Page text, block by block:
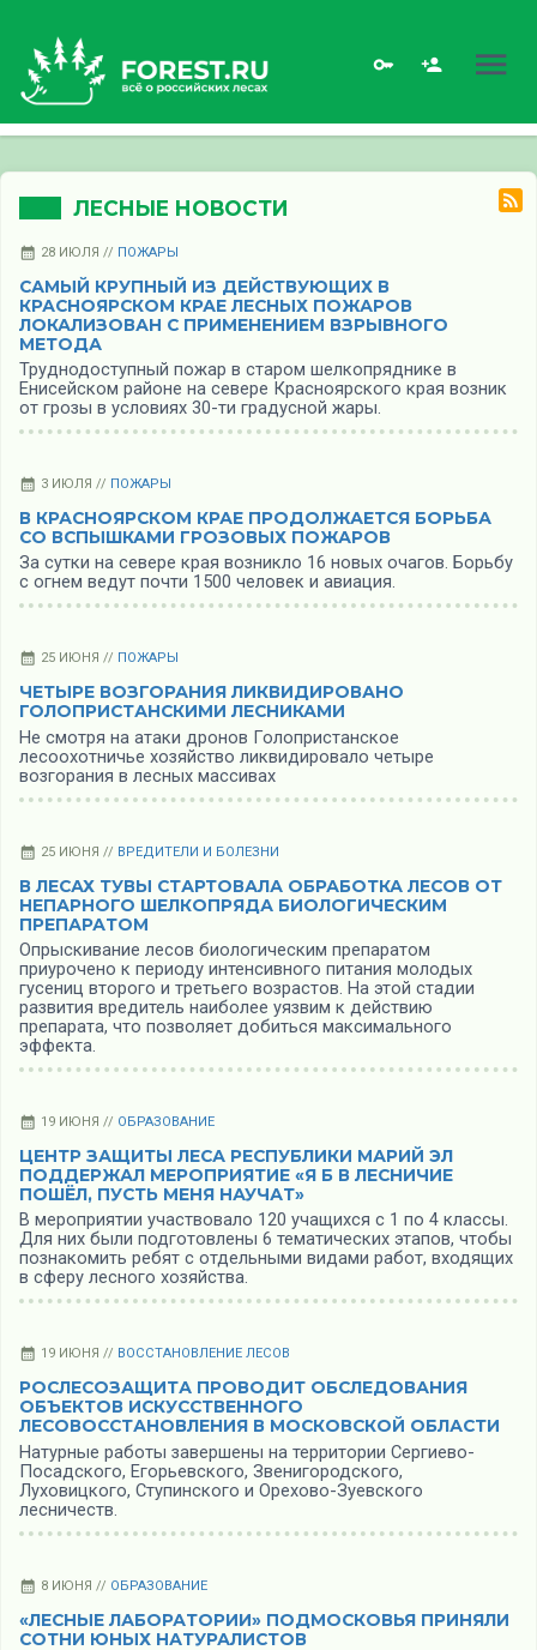
ЛЕСНЫЕ НОВОСТИ
28 ИЮЛЯ // ПОЖАРЫ
САМЫЙ КРУПНЫЙ ИЗ ДЕЙСТВУЮЩИХ В
КРАСНОЯРСКОМ КРАЕ ЛЕСНЫХ ПОЖАРОВ
ЛОКАЛИЗОВАН С ПРИМЕНЕНИЕМ ВЗРЫВНОГО
МЕТОДА
Труднодоступный пожар в старом шелкопряднике в
Енисейском районе на севере Красноярского края возник
от грозы в условиях 30-ти градусной жары.
3 ИЮЛЯ // ПОЖАРЫ
В КРАСНОЯРСКОМ КРАЕ ПРОДОЛЖАЕТСЯ БОРЬБА
СО ВСПЫШКАМИ ГРОЗОВЫХ ПОЖАРОВ
За сутки на севере края возникло 16 новых очагов. Борьбу
с огнем ведут почти 1500 человек и авиация.
25 ИЮНЯ // ПОЖАРЫ
ЧЕТЫРЕ ВОЗГОРАНИЯ ЛИКВИДИРОВАНО
ГОЛОПРИСТАНСКИМИ ЛЕСНИКАМИ
Не смотря на атаки дронов Голопристанское
лесоохотничье хозяйство ликвидировало четыре
возгорания в лесных массивах
25 ИЮНЯ // ВРЕДИТЕЛИ И БОЛЕЗНИ
В ЛЕСАХ ТУВЫ СТАРТОВАЛА ОБРАБОТКА ЛЕСОВ ОТ
НЕПАРНОГО ШЕЛКОПРЯДА БИОЛОГИЧЕСКИМ
ПРЕПАРАТОМ
Опрыскивание лесов биологическим препаратом
приурочено к периоду интенсивного питания молодых
гусениц второго и третьего возрастов. На этой стадии
развития вредитель наиболее уязвим к действию
препарата, что позволяет добиться максимального
эффекта.
19 ИЮНЯ // ОБРАЗОВАНИЕ
ЦЕНТР ЗАЩИТЫ ЛЕСА РЕСПУБЛИКИ МАРИЙ ЭЛ
ПОДДЕРЖАЛ МЕРОПРИЯТИЕ «Я Б В ЛЕСНИЧИЕ
ПОШЁЛ, ПУСТЬ МЕНЯ НАУЧАТ»
В мероприятии участвовало 120 учащихся с 1 по 4 классы.
Для них были подготовлены 6 тематических этапов, чтобы
познакомить ребят с отдельными видами работ, входящих
в сферу лесного хозяйства.
19 ИЮНЯ // ВОССТАНОВЛЕНИЕ ЛЕСОВ
РОСЛЕСОЗАЩИТА ПРОВОДИТ ОБСЛЕДОВАНИЯ
ОБЪЕКТОВ ИСКУССТВЕННОГО
ЛЕСОВОССТАНОВЛЕНИЯ В МОСКОВСКОЙ ОБЛАСТИ
Натурные работы завершены на территории Сергиево-
Посадcкого, Егорьевского, Звенигородского,
Луховицкого, Ступинского и Орехово-Зуевского
лесничеств.
8 ИЮНЯ // ОБРАЗОВАНИЕ
«ЛЕСНЫЕ ЛАБОРАТОРИИ» ПОДМОСКОВЬЯ ПРИНЯЛИ
СОТНИ ЮНЫХ НАТУРАЛИСТОВ